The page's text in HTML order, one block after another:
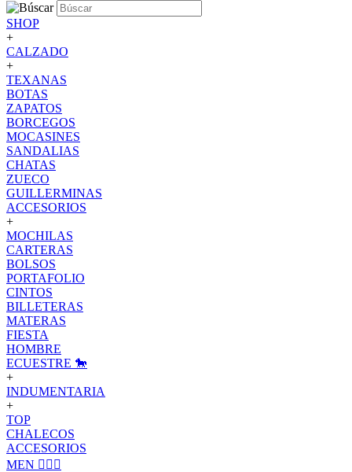
SHOP
+
CALZADO
+
TEXANAS
BOTAS
ZAPATOS
BORCEGOS
MOCASINES
SANDALIAS
CHATAS
ZUECO
GUILLERMINAS
ACCESORIOS
+
MOCHILAS
CARTERAS
BOLSOS
PORTAFOLIO
CINTOS
BILLETERAS
MATERAS
FIESTA
HOMBRE
ECUESTRE 🐎
+
INDUMENTARIA
+
TOP
CHALECOS
ACCESORIOS
MEN 🙋🏽‍♂️